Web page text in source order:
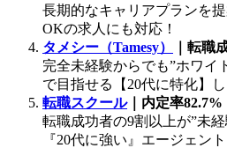
長期的なキャリアプランを
OKの求人にも対応！
タメシー（Tamesy）
｜転職
完全未経験からでも”ホワイ
で目指せる【20代に特化】
転職スクール｜内定率82.7%
転職成功者の9割以上が”未
『20代に強い』エージェント